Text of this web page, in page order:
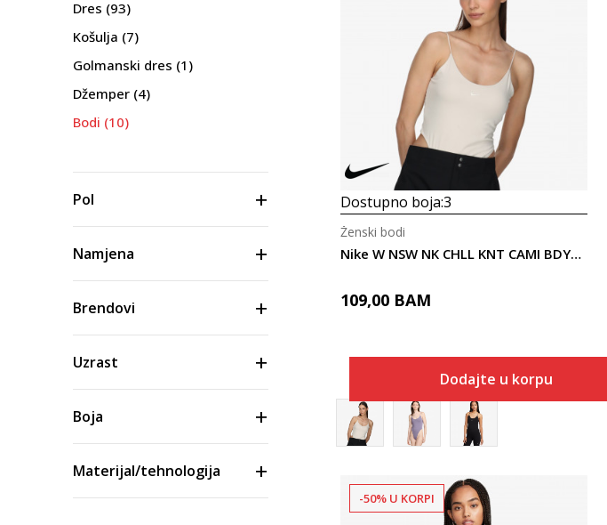
Dres (93)
Košulja (7)
Golmanski dres (1)
Džemper (4)
Bodi (10)
Pol
Namjena
Brendovi
Uzrast
Boja
Materijal/tehnologija
Uporedi
Dostupno boja:3
Nike W NSW NK CHLL KNT CAMI BDYSUIT
Ženski bodi
109,00 BAM
Dodajte u korpu
-50% U KORPI